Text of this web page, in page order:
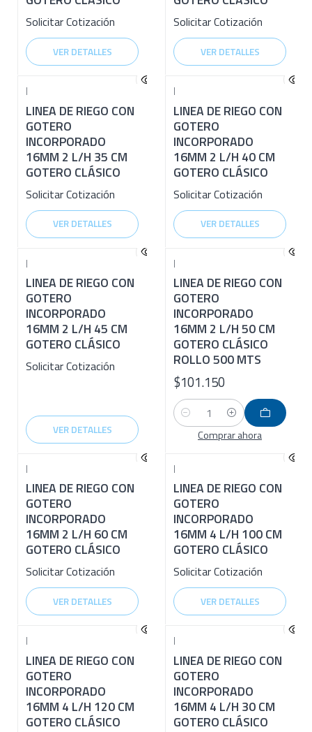
Solicitar Cotización
VER DETALLES
Solicitar Cotización
VER DETALLES
|
LINEA DE RIEGO CON
GOTERO
INCORPORADO
16MM 2 L/H 35 CM
GOTERO CLÁSICO
Solicitar Cotización
VER DETALLES
|
LINEA DE RIEGO CON
GOTERO
INCORPORADO
16MM 2 L/H 40 CM
GOTERO CLÁSICO
Solicitar Cotización
VER DETALLES
|
LINEA DE RIEGO CON
GOTERO
INCORPORADO
16MM 2 L/H 45 CM
GOTERO CLÁSICO
Solicitar Cotización
VER DETALLES
|
LINEA DE RIEGO CON
GOTERO
INCORPORADO
16MM 2 L/H 50 CM
GOTERO CLÁSICO
ROLLO 500 MTS
$101.150
Cantidad
Comprar ahora
|
LINEA DE RIEGO CON
GOTERO
INCORPORADO
16MM 2 L/H 60 CM
GOTERO CLÁSICO
Solicitar Cotización
VER DETALLES
|
LINEA DE RIEGO CON
GOTERO
INCORPORADO
16MM 4 L/H 100 CM
GOTERO CLÁSICO
Solicitar Cotización
VER DETALLES
|
LINEA DE RIEGO CON
GOTERO
INCORPORADO
16MM 4 L/H 120 CM
GOTERO CLÁSICO
|
LINEA DE RIEGO CON
GOTERO
INCORPORADO
16MM 4 L/H 30 CM
GOTERO CLÁSICO